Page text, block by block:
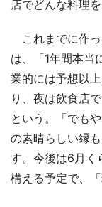
店でどんな料理
これまでに作
は、「1年間本当
業的には予想以
り、夜は飲食店
という。「でも
の素晴らしい縁
す。今後は6月く
構える予定で、